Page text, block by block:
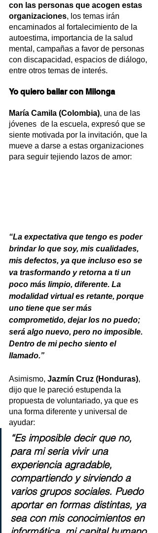
con las personas que acogen estas
organizaciones, los temas irán
encaminados al fortalecimiento de la
autoestima, importancia de la salud
mental, campañas a favor de personas
con discapacidad, espacios de diálogo,
entre otros temas de interés.
Yo quiero bailar con Milonga
María Camila (Colombia), una de las
jóvenes  de la escuela, expresó que se
siente motivada por la invitación, que la
mueve a darse a estas organizaciones
para seguir tejiendo lazos de amor:
“La expectativa que tengo es poder
brindar lo que soy, mis cualidades,
mis defectos, ya que incluso eso se
va trasformando y retorna a ti un
poco más limpio, diferente. La
modalidad virtual es retante, porque
uno tiene que ser más
comprometido, dejar los no puedo;
será algo nuevo, pero no imposible.
Dentro de mi pecho siento el
llamado.”
Asimismo, Jazmín Cruz (Honduras),
dijo que le pareció estupenda la
propuesta de voluntariado, ya que es
una forma diferente y universal de
ayudar:
“Es imposible decir que no,
para mi seria vivir una
experiencia agradable,
compartiendo y sirviendo a
varios grupos sociales. Puedo
aportar en formas distintas, ya
sea con mis conocimientos en